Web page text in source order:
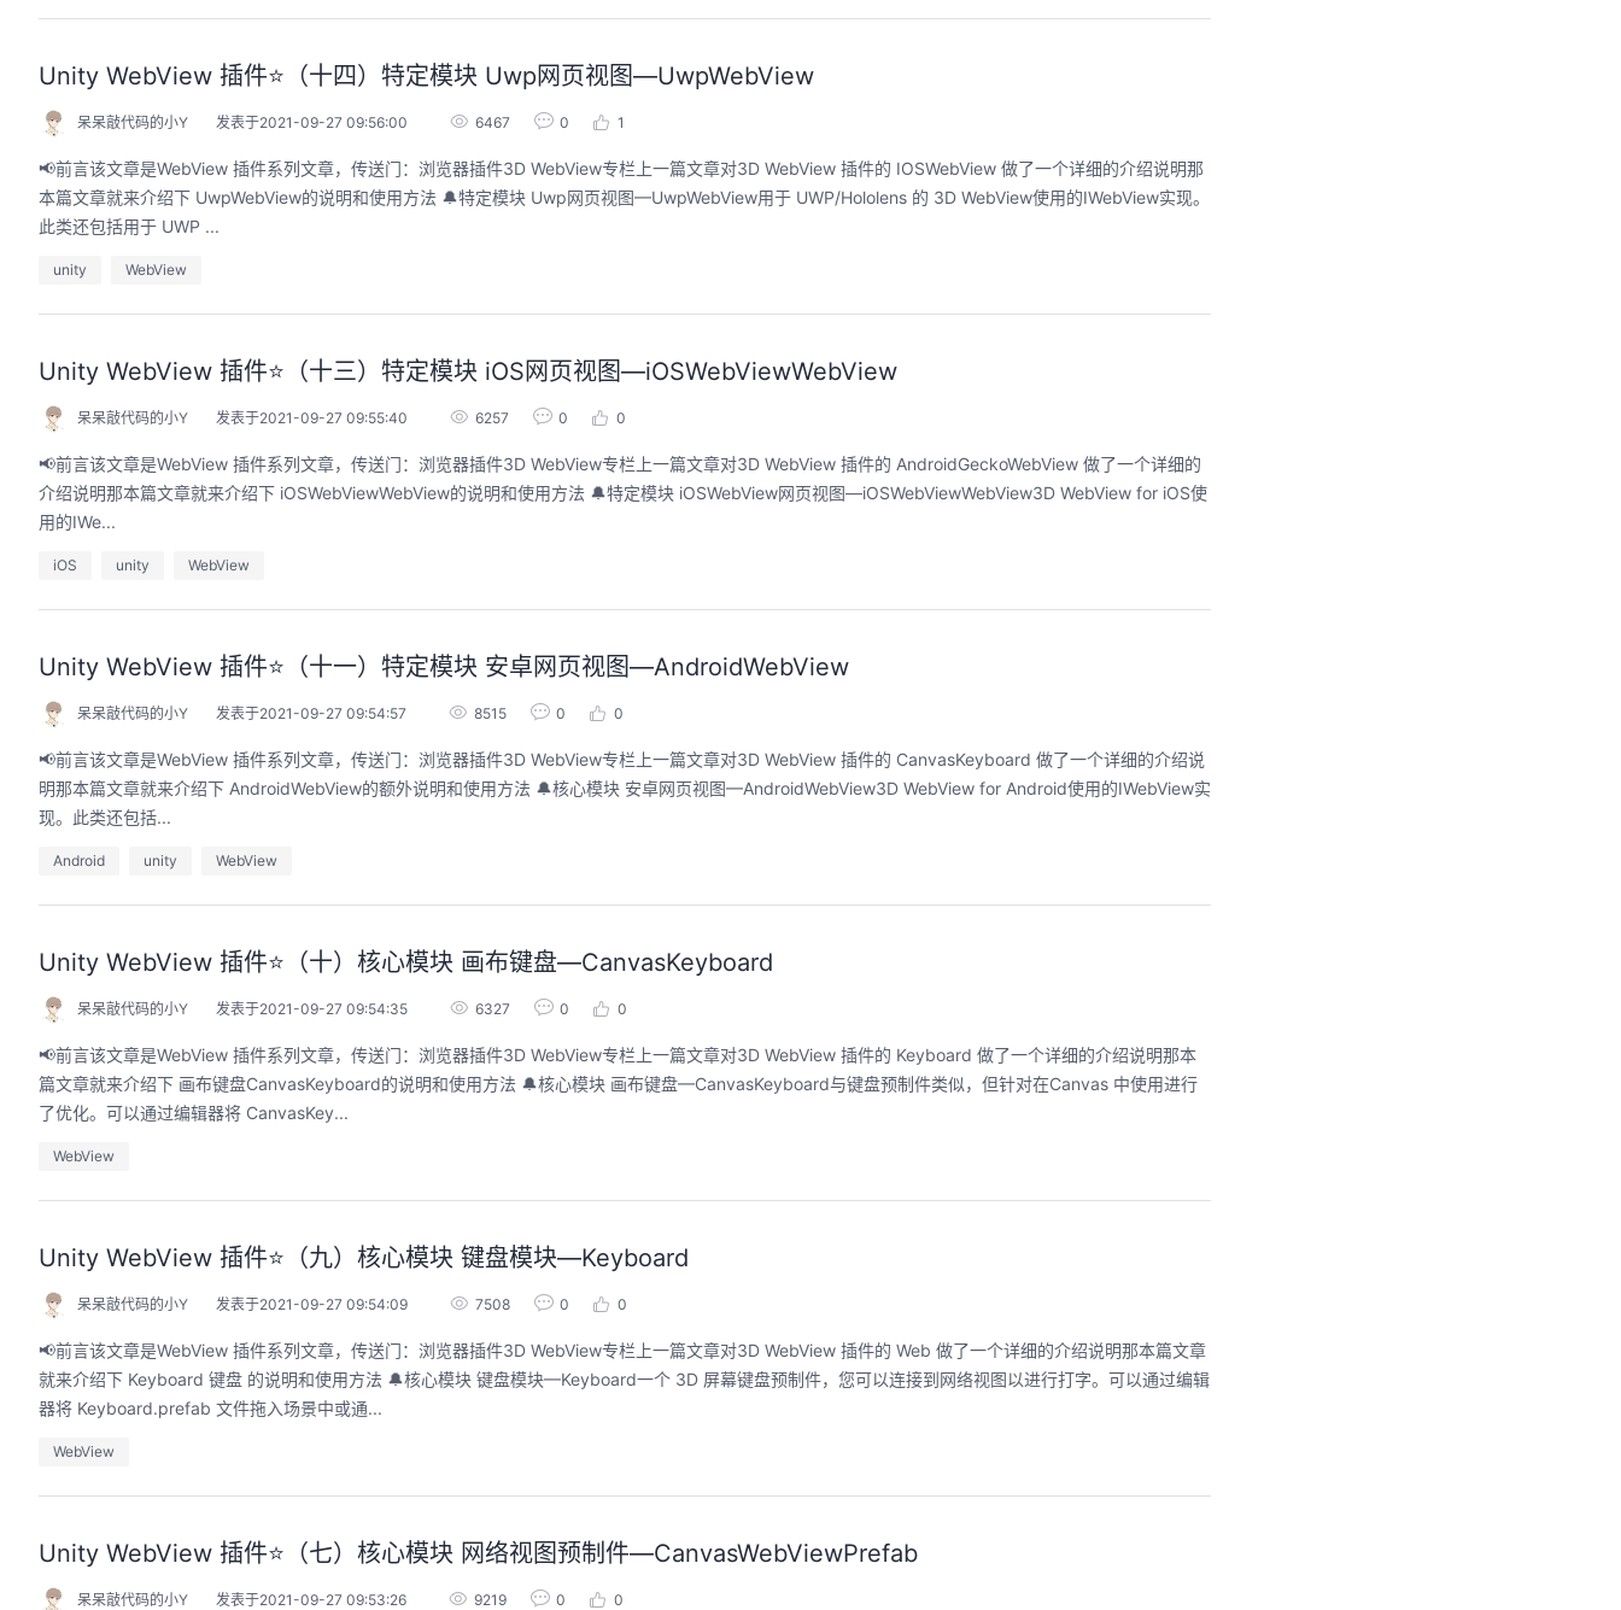
Unity WebView 插件⭐️（十四）特定模块 Uwp网页视图—UwpWebView
呆呆敲代码的小Y 发表于2021-09-27 09:56:00 6467 0 1
📢前言该文章是WebView 插件系列文章，传送门：浏览器插件3D WebView专栏上一篇文章对3D WebView 插件的 IOSWebView 做了一个详细的介绍说明那
本篇文章就来介绍下 UwpWebView的说明和使用方法 🔔特定模块 Uwp网页视图—UwpWebView用于 UWP/Hololens 的 3D WebView使用的IWebView实现。
此类还包括用于 UWP ...
unity WebView
Unity WebView 插件⭐️（十三）特定模块 iOS网页视图—iOSWebViewWebView
呆呆敲代码的小Y 发表于2021-09-27 09:55:40 6257 0 0
📢前言该文章是WebView 插件系列文章，传送门：浏览器插件3D WebView专栏上一篇文章对3D WebView 插件的 AndroidGeckoWebView 做了一个详细的
介绍说明那本篇文章就来介绍下 iOSWebViewWebView的说明和使用方法 🔔特定模块 iOSWebView网页视图—iOSWebViewWebView3D WebView for iOS使
用的IWe...
iOS unity WebView
Unity WebView 插件⭐️（十一）特定模块 安卓网页视图—AndroidWebView
呆呆敲代码的小Y 发表于2021-09-27 09:54:57 8515 0 0
📢前言该文章是WebView 插件系列文章，传送门：浏览器插件3D WebView专栏上一篇文章对3D WebView 插件的 CanvasKeyboard 做了一个详细的介绍说
明那本篇文章就来介绍下 AndroidWebView的额外说明和使用方法 🔔核心模块 安卓网页视图—AndroidWebView3D WebView for Android使用的IWebView实
现。此类还包括...
Android unity WebView
Unity WebView 插件⭐️（十）核心模块 画布键盘—CanvasKeyboard
呆呆敲代码的小Y 发表于2021-09-27 09:54:35 6327 0 0
📢前言该文章是WebView 插件系列文章，传送门：浏览器插件3D WebView专栏上一篇文章对3D WebView 插件的 Keyboard 做了一个详细的介绍说明那本
篇文章就来介绍下 画布键盘CanvasKeyboard的说明和使用方法 🔔核心模块 画布键盘—CanvasKeyboard与键盘预制件类似，但针对在Canvas 中使用进行
了优化。可以通过编辑器将 CanvasKey...
WebView
Unity WebView 插件⭐️（九）核心模块 键盘模块—Keyboard
呆呆敲代码的小Y 发表于2021-09-27 09:54:09 7508 0 0
📢前言该文章是WebView 插件系列文章，传送门：浏览器插件3D WebView专栏上一篇文章对3D WebView 插件的 Web 做了一个详细的介绍说明那本篇文章
就来介绍下 Keyboard 键盘 的说明和使用方法 🔔核心模块 键盘模块—Keyboard一个 3D 屏幕键盘预制件，您可以连接到网络视图以进行打字。可以通过编辑
器将 Keyboard.prefab 文件拖入场景中或通...
WebView
Unity WebView 插件⭐️（七）核心模块 网络视图预制件—CanvasWebViewPrefab
呆呆敲代码的小Y 发表于2021-09-27 09:53:26 9219 0 0